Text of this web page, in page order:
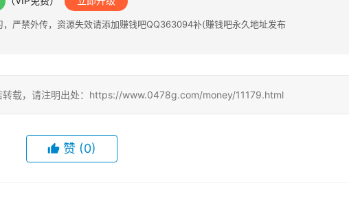
严禁外传，资源失效请添加赚钱吧QQ363094补(赚钱吧永久地址发布
转载，请注明出处：https://www.0478g.com/money/11179.html
赞 (0)